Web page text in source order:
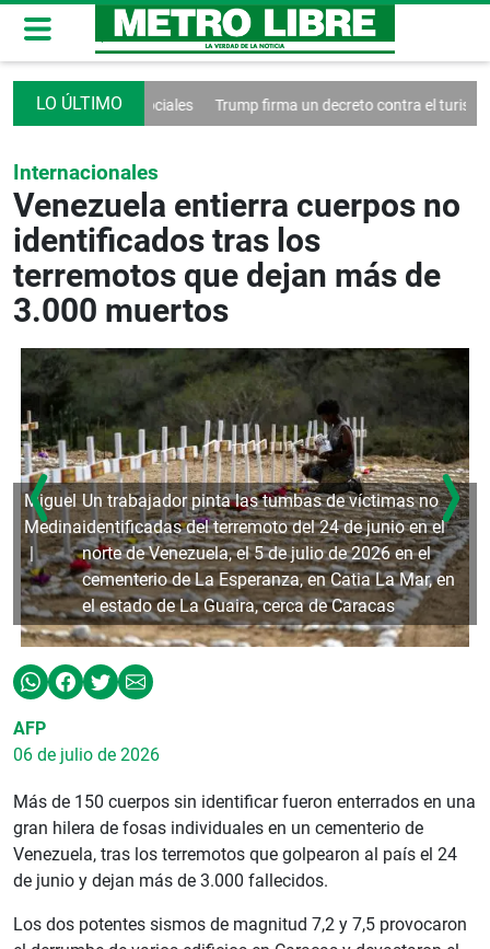
de las redes sociales Trump firma un decreto contra el turismo
Internacionales
Venezuela entierra cuerpos no
identificados tras los
terremotos que dejan más de
3.000 muertos
Un trabajador pinta las tumbas de víctimas no
identificadas del terremoto del 24 de junio en el
norte de Venezuela, el 5 de julio de 2026 en el
cementerio de La Esperanza, en Catia La Mar, en
el estado de La Guaira, cerca de Caracas
Miguel
Medina
AFP
06 de julio de 2026
Más de 150 cuerpos sin identificar fueron enterrados en una
gran hilera de fosas individuales en un cementerio de
Venezuela, tras los terremotos que golpearon al país el 24
de junio y dejan más de 3.000 fallecidos.
Los dos potentes sismos de magnitud 7,2 y 7,5 provocaron